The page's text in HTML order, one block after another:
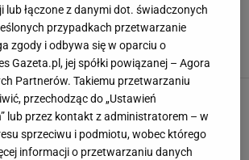
Pisarek ćwiczy z Gosią Gałkowską:
słyszę to hasło, to mnie przeraża. Wracam
swojej rutyny
PROMOCYJNY PR
Hemsworth pokazał domowe ćwiczenia.
spójrzcie na te mięśnie! Jak wygląda
lista aktora?
PROMOCYJNY PR
lub łączone z danymi dot. świadczonych
przypadkach przetwarzanie
zgody i odbywa się w oparciu o
Gazeta.pl, jej spółki powiązanej – Agora
Partnerów. Takiemu przetwarzaniu
przechodząc do „Ustawień
lub przez kontakt z administratorem – w
sprzeciwu i podmiotu, wobec którego
informacji o przetwarzaniu danych